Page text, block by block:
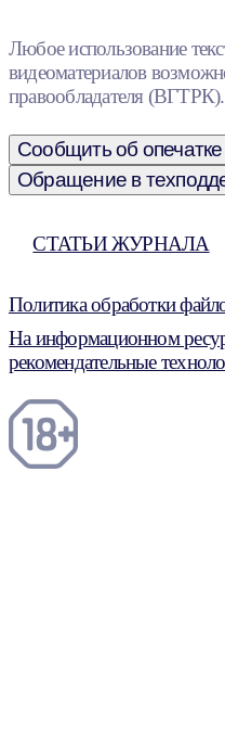
Любое использование
видеоматериалов
правообладателя (ВГТРК).
Сообщить об опечатке
Обращение в
СТАТЬИ ЖУРНАЛА
Политика обработки
На информационном
рекомендательные